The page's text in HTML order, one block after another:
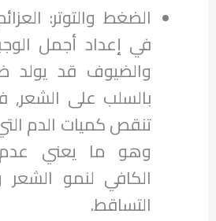
الضغط والتوتر:
في إعداد أجمل
والضيوف قد يولد
بالسلب على الشعر,
تنقص كميات الدم
وهو ما يعني
الكافي لنمو الشعر
التساقط.